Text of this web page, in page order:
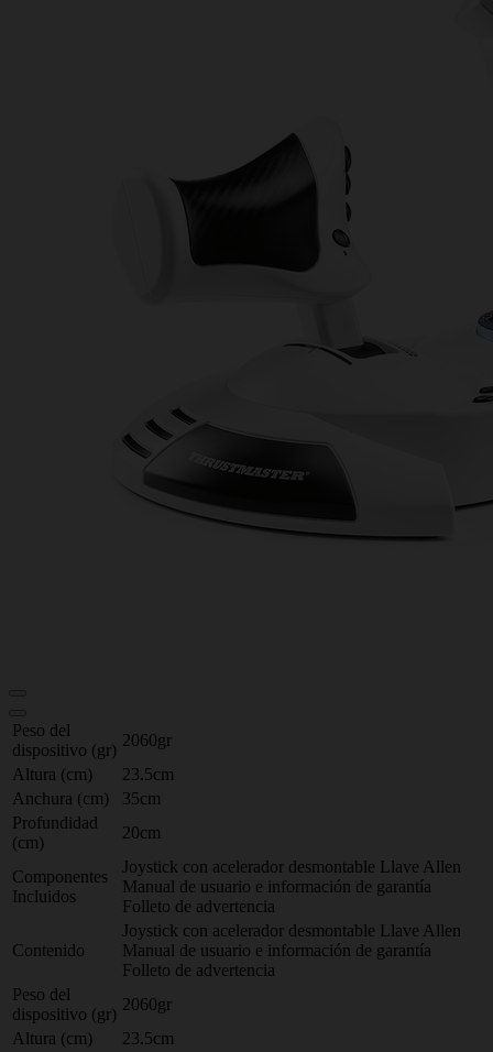
Peso del
dispositivo (gr)
2060gr
Altura (cm)
23.5cm
Anchura (cm)
35cm
Profundidad
(cm)
20cm
Componentes
Incluidos
Joystick con acelerador desmontable Llave Allen
Manual de usuario e información de garantía
Folleto de advertencia
Contenido
Joystick con acelerador desmontable Llave Allen
Manual de usuario e información de garantía
Folleto de advertencia
Peso del
dispositivo (gr)
2060gr
Altura (cm)
23.5cm